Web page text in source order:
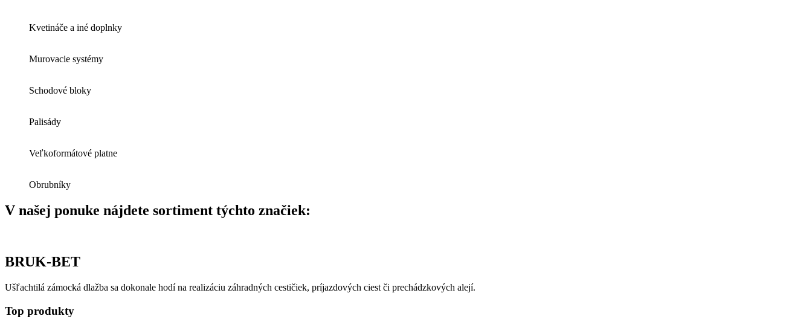
Kvetináče a iné doplnky
Murovacie systémy
Schodové bloky
Palisády
Veľkoformátové platne
Obrubníky
V našej ponuke nájdete sortiment týchto značiek:
BRUK-BET
Ušľachtilá zámocká dlažba sa dokonale hodí na realizáciu záhradných cestičiek, príjazdových ciest či prechádzkových alejí.
Top produkty